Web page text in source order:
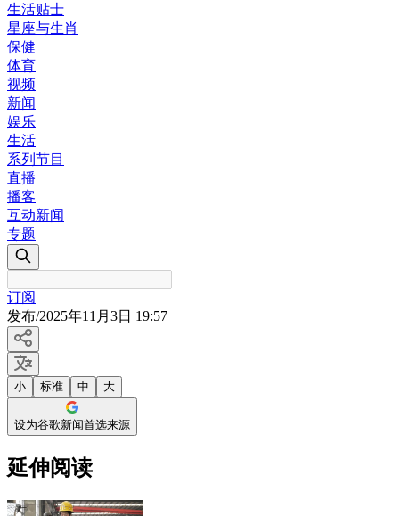
生活贴士
星座与生肖
保健
体育
视频
新闻
娱乐
生活
系列节目
直播
播客
互动新闻
专题
订阅
发布/2025年11月3日 19:57
小 标准 中 大
设为谷歌新闻首选来源
延伸阅读